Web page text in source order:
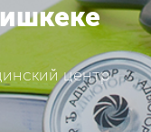
центр